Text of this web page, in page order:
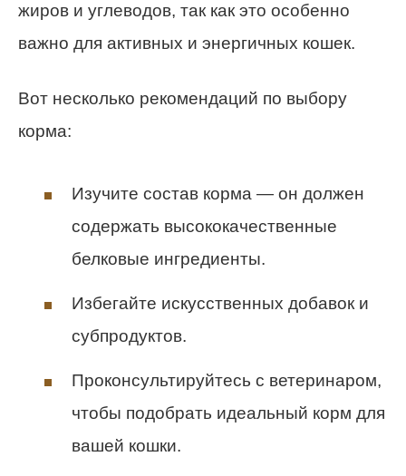
жиров и углеводов, так как это особенно
важно для активных и энергичных кошек.
Вот несколько рекомендаций по выбору
корма:
Изучите состав корма — он должен
содержать высококачественные
белковые ингредиенты.
Избегайте искусственных добавок и
субпродуктов.
Проконсультируйтесь с ветеринаром,
чтобы подобрать идеальный корм для
вашей кошки.